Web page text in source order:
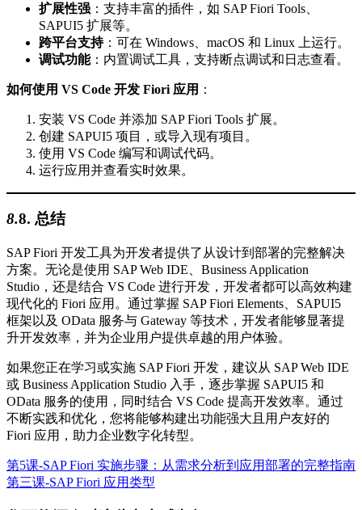
扩展性强 ：支持丰富的插件，如 SAP Fiori Tools、
SAPUI5 扩展等。
跨平台支持：可在 Windows、macOS 和 Linux 上运行。
调试功能：内置调试工具，支持断点调试和日志查看。
如何使用 VS Code 开发 Fiori 应用 ：
安装 VS Code 并添加 SAP Fiori Tools 扩展。
创建 SAPUI5 项目，或导入现有项目。
使用 VS Code 编写和调试代码。
运行应用并查看实时效果。
8.8. 总结
SAP Fiori 开发工具为开发者提供了从设计到部署的完整解决
方案。无论是使用 SAP Web IDE、Business Application
Studio，还是结合 VS Code 进行开发，开发者都可以高效构建
现代化的 Fiori 应用。通过掌握 SAP Fiori Elements、SAPUI5
框架以及 OData 服务与 Gateway 等技术，开发者能够显著提
升开发效率，并为企业用户提供卓越的用户体验。
如果您正在学习或实施 SAP Fiori 开发，建议从 SAP Web IDE
或 Business Application Studio 入手，逐步掌握 SAPUI5 和
OData 服务的使用，同时结合 VS Code 提高开发效率。通过
不断实践和优化，您将能够构建出功能强大且用户友好的
Fiori 应用，助力企业数字化转型。
第5课-SAP Fiori 实施步骤：从需求分析到应用部署的完整指南
第三课-SAP Fiori 应用类型